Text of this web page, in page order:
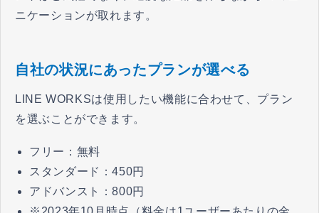
ニケーションが取れます。
自社の状況にあったプランが選べる
LINE WORKSは使用したい機能に合わせて、プラン
を選ぶことができます。
フリー：無料
スタンダード：450円
アドバンスト：800円